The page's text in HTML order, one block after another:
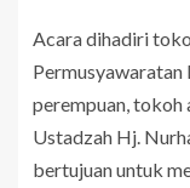
Acara dihadiri
Permusyawaratan
perempuan, tokoh
Ustadzah Hj.
bertujuan untuk